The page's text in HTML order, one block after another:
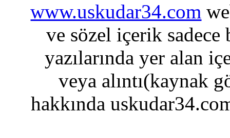
www.uskudar34.com
ve sözel içerik sadece
yazılarında yer alan
veya alıntı(kaynak
hakkında